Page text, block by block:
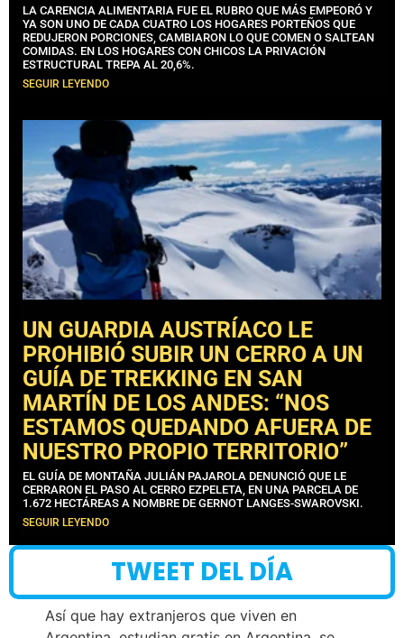
LA CARENCIA ALIMENTARIA FUE EL RUBRO QUE MÁS EMPEORÓ Y
YA SON UNO DE CADA CUATRO LOS HOGARES PORTEÑOS QUE
REDUJERON PORCIONES, CAMBIARON LO QUE COMEN O SALTEAN
COMIDAS. EN LOS HOGARES CON CHICOS LA PRIVACIÓN
ESTRUCTURAL TREPA AL 20,6%.
SEGUIR LEYENDO
UN GUARDIA AUSTRÍACO LE
PROHIBIÓ SUBIR UN CERRO A UN
GUÍA DE TREKKING EN SAN
MARTÍN DE LOS ANDES: “NOS
ESTAMOS QUEDANDO AFUERA DE
NUESTRO PROPIO TERRITORIO”
EL GUÍA DE MONTAÑA JULIÁN PAJAROLA DENUNCIÓ QUE LE
CERRARON EL PASO AL CERRO EZPELETA, EN UNA PARCELA DE
1.672 HECTÁREAS A NOMBRE DE GERNOT LANGES-SWAROVSKI.
SEGUIR LEYENDO
TWEET DEL DÍA
Así que hay extranjeros que viven en